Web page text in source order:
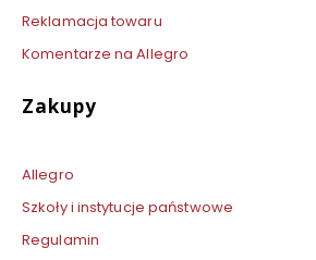
Reklamacja towaru
Komentarze na Allegro
Zakupy
Allegro
Szkoły i instytucje państwowe
Regulamin